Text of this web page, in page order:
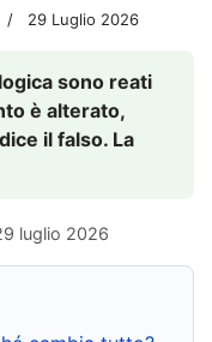
29 Luglio 2026
sono reati
è alterato,
il falso. La
luglio 2026